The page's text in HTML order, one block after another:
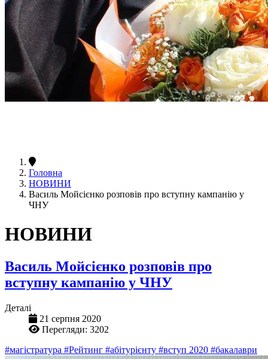
Головна
НОВИНИ
Василь Мойсієнко розповів про вступну кампанію у
ЧНУ
НОВИНИ
Василь Мойсієнко розповів про
вступну кампанію у ЧНУ
Деталі
21 серпня 2020
Перегляди: 3202
#магістратура #Рейтинг #абітурієнту #вступ 2020 #бакалаври